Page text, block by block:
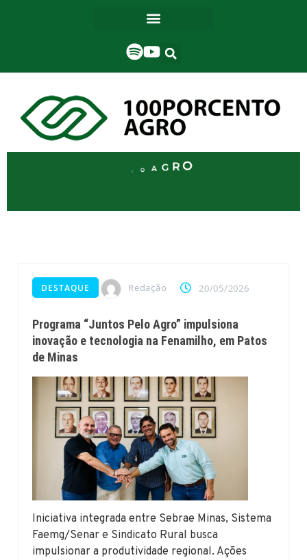
DESTAQUE Redação 20/05/2026
Programa “Juntos Pelo Agro” impulsiona
inovação e tecnologia na Fenamilho, em Patos
de Minas
Iniciativa integrada entre Sebrae Minas, Sistema
Faemg/Senar e Sindicato Rural busca
impulsionar a produtividade regional. Ações